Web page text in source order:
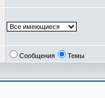
Сообщения Темы